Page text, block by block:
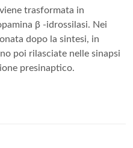
trasformata in
β -idrossilasi. Nei
dopo la sintesi, in
poi rilasciate nelle sinapsi
presinaptico.